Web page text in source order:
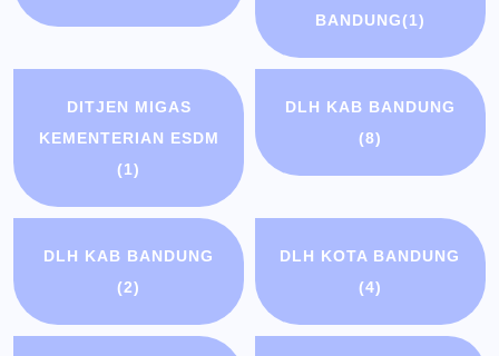
BANDUNG(1)
DITJEN MIGAS
KEMENTERIAN ESDM
(1)
DLH KAB BANDUNG
(8)
DLH KAB BANDUNG
(2)
DLH KOTA BANDUNG
(4)